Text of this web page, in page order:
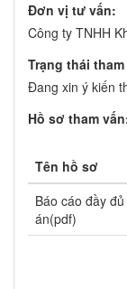
Đơn vị tư vấn:
Công ty TNHH
Trạng thái
Đang xin ý kiến
Hồ sơ tham
Tên hồ sơ
Báo cáo đầy
án(pdf)